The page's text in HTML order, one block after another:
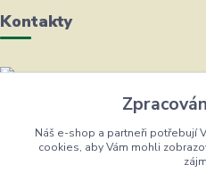
Kontakty
Helena Bayerová
+420 604 711 491
(Po-Čt, 8-16 hod.)
Náš e-shop a partneři potřebují
cookies, aby Vám mohli